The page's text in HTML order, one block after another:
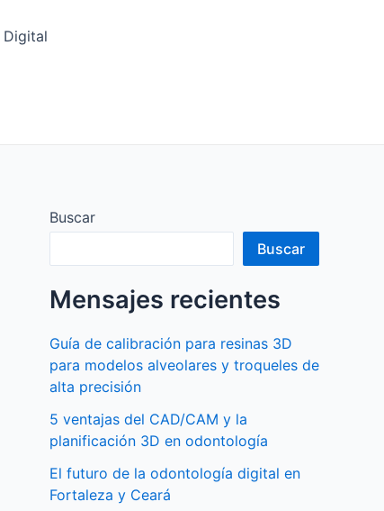
Digital
Buscar
Buscar
Mensajes recientes
Guía de calibración para resinas 3D
para modelos alveolares y troqueles de
alta precisión
5 ventajas del CAD/CAM y la
planificación 3D en odontología
El futuro de la odontología digital en
Fortaleza y Ceará